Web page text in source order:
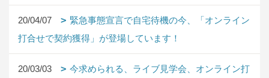
20/04/07
緊急事態宣言で自宅待機の今、「オンライン
打合せで契約獲得」が登場しています！
20/03/03
今求められる、ライブ見学会、オンライン打